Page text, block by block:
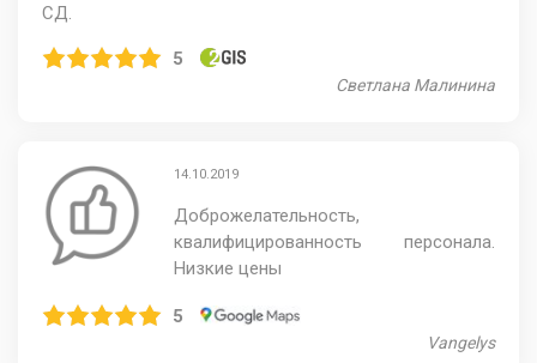
СД.
5
Светлана Малинина
14.10.2019
Доброжелательность,
квалифицированность персонала.
Низкие цены
5
Vangelys